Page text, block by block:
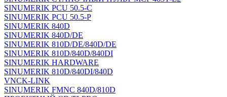
SINUMERIK PCU 50.5-C
SINUMERIK PCU 50.5-P
SINUMERIK 840D
SINUMERIK 840D/DE
SINUMERIK 810D/DE/840D/DE
SINUMERIK 810D/840D/840DI
SINUMERIK HARDWARE
SINUMERIK 810D/840DI/840D
VNCK-LINK
SINUMERIK FMNC 840D/810D